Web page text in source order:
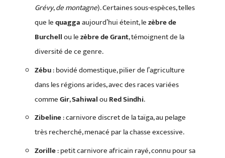
Grévy,de montagne). Certaines sous-espèces, telles
que lequaggaaujourd’hui éteint, lezèbre de
Burchellou lezèbre de Grant, témoignent de la
diversité de ce genre.
Zébu: bovidé domestique, pilier de l’agriculture
dans les régions arides, avec des races variées
commeGir,Sahiwalou Red Sindhi.
Zibeline: carnivore discret de la taïga, au pelage
très recherché, menacé par la chasse excessive.
Zorille: petit carnivore africain rayé, connu pour sa